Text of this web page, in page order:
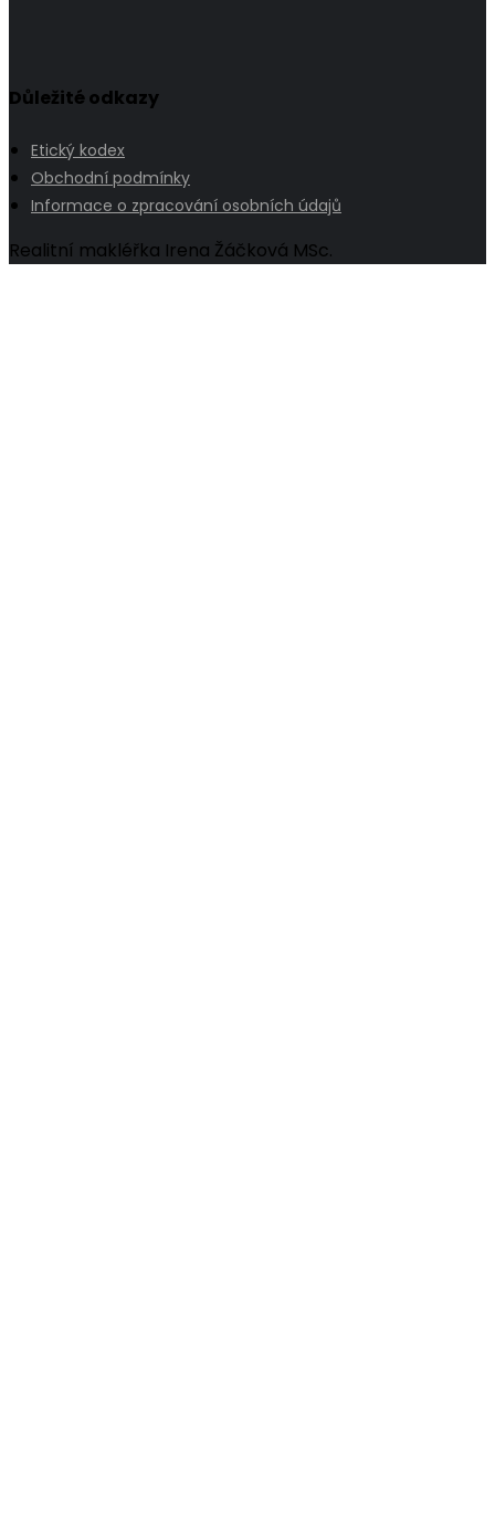
Důležité odkazy
Etický kodex
Obchodní podmínky
Informace o zpracování osobních údajů
Realitní makléřka Irena Žáčková MSc.